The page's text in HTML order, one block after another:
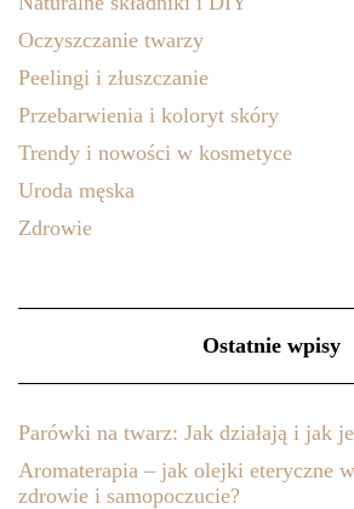
Oczyszczanie twarzy
Peelingi i złuszczanie
Przebarwienia i koloryt skóry
Trendy i nowości w kosmetyce
Uroda męska
Zdrowie
Ostatnie wpisy
Parówki na twarz: Jak działają i jak
Aromaterapia – jak olejki eteryczne
zdrowie i samopoczucie?